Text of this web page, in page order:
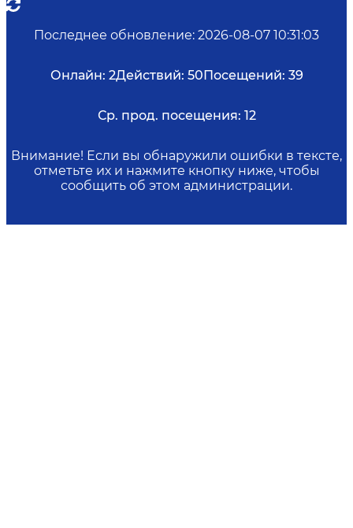
Последнее обновление: 2026-08-07 10:31:03
Онлайн: 2Действий: 50Посещений: 39
Ср. прод. посещения: 12
Внимание! Если вы обнаружили ошибки в тексте,
отметьте их и нажмите кнопку ниже, чтобы
сообщить об этом администрации.